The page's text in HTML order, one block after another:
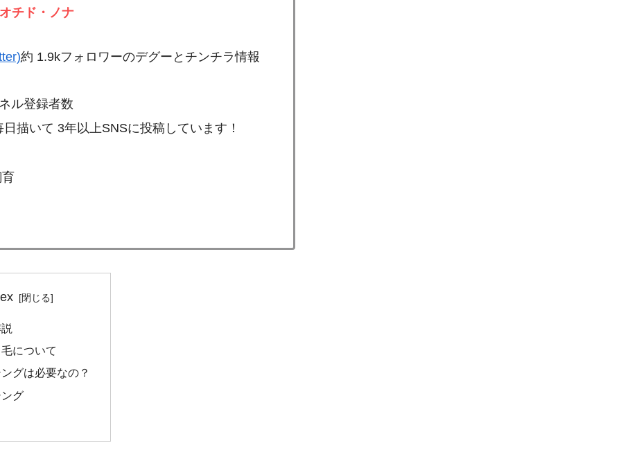
チド・ノナ
約 1.9kフォロワーのデグーとチンチラ情報
ル登録者数
描いて 3年以上SNSに投稿しています！
について
グは必要なの？
グ